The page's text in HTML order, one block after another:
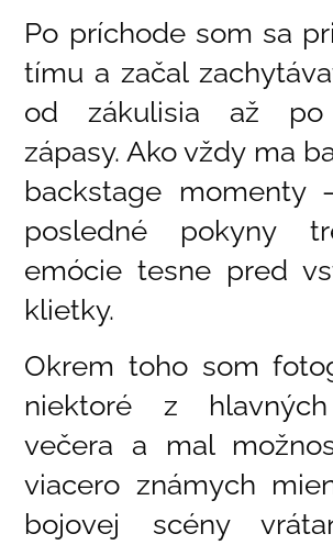
Po príchode som sa
tímu a začal
od zákulisia až po
zápasy. Ako vždy ma
backstage momenty
posledné pokyny
emócie tesne pred
klietky.
Okrem toho som
niektoré z
večera a mal
viacero známych
bojovej scény